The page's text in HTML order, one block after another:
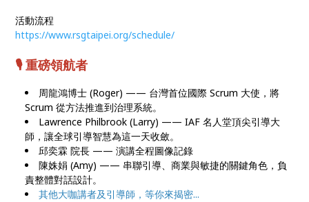
活動流程
https://www.rsgtaipei.org/schedule/
🎙️ 重磅領航者
周龍鴻博士 (Roger) —— 台灣首位國際 Scrum 大使，將
Scrum 從方法推進到治理系統。
Lawrence Philbrook (Larry) —— IAF 名人堂頂尖引導大
師，讓全球引導智慧為這一天收斂。
邱奕霖 院長 —— 演講全程圖像記錄
陳姝娟 (Amy) —— 串聯引導、商業與敏捷的關鍵角色，負
責整體對話設計。
其他大咖講者及引導師，等你來揭密...